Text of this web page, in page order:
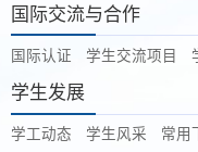
国际交流与合作
国际认证 学生交流项目
学生发展
学工动态 学生风采 常用